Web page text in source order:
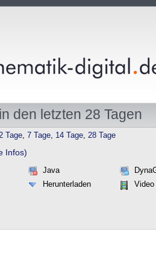
den letzten 28 Tagen
Tage, 7 Tage, 14 Tage, 28 Tage
Infos)
Java
Herunterladen Video